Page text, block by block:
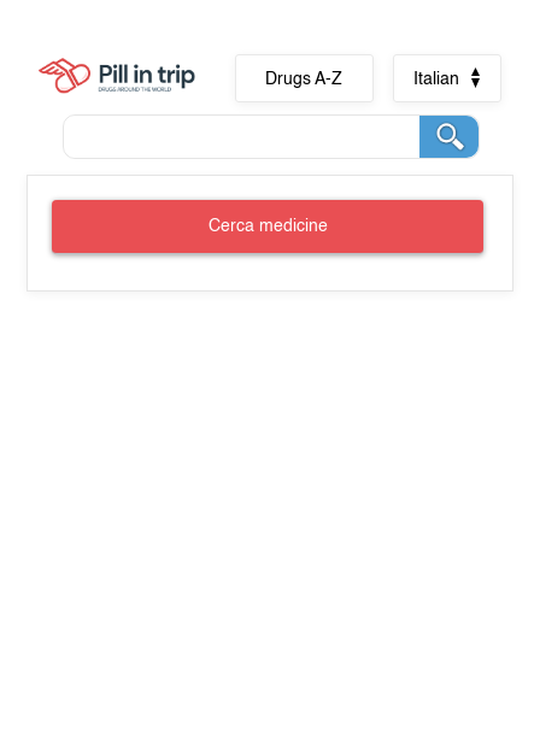
Drugs A-Z Italian
Cerca medicine